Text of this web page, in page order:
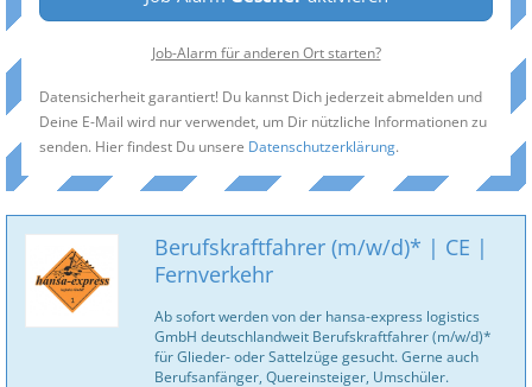
Job-Alarm für anderen Ort starten?
Datensicherheit garantiert! Du kannst Dich jederzeit abmelden und
Deine E-Mail wird nur verwendet, um Dir nützliche Informationen zu
senden. Hier findest Du unsere Datenschutzerklärung.
Berufskraftfahrer (m/w/d)* | CE |
Fernverkehr
Ab sofort werden von der hansa-express logistics
GmbH deutschlandweit Berufskraftfahrer (m/w/d)*
für Glieder- oder Sattelzüge gesucht. Gerne auch
Berufsanfänger, Quereinsteiger, Umschüler.